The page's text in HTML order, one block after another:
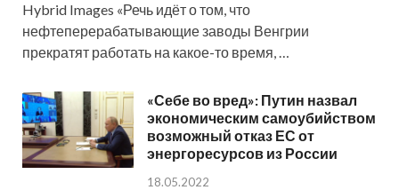
Hybrid Images «Речь идёт о том, что
нефтеперерабатывающие заводы Венгрии
прекратят работать на какое-то время, …
«Себе во вред»: Путин назвал
экономическим самоубийством
возможный отказ ЕС от
энергоресурсов из России
18.05.2022